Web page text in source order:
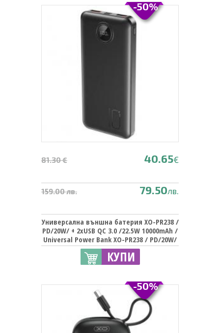
81.30 € 40.65€
159.00 лв. 79.50лв.
Универсална външна батерия XO-PR238 /
PD/20W/ + 2xUSB QC 3.0 /22.5W 10000mAh /
Universal Power Bank XO-PR238 / PD/20W/
+ 2xUSB QC 3.0 /22.5W 10000mAh - черна
КУПИ
-50%
-50%